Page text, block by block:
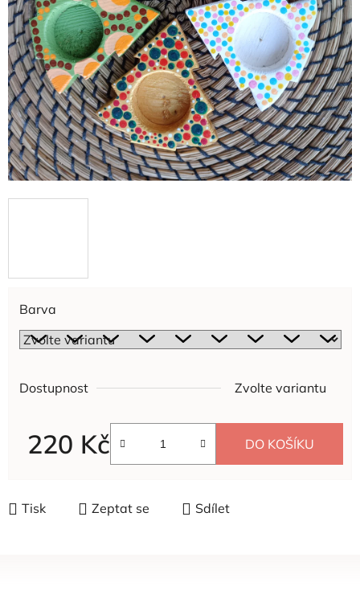
Barva
Dostupnost Zvolte variantu
220 Kč DO KOŠÍKU
Tisk Zeptat se Sdílet